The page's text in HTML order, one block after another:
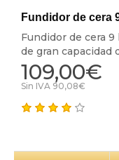
Fundidor de cera
Fundidor de cera
de gran capacidad
109,00€
Sin IVA 90,08€